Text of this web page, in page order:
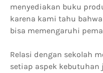
menyediakan buku
karena kami tahu
bisa memengaruhi
Relasi dengan sekolah
setiap aspek